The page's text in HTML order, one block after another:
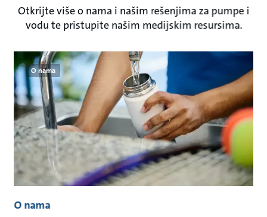
Otkrijte više o nama i našim rešenjima za pumpe i
vodu te pristupite našim medijskim resursima.
O nama
O nama